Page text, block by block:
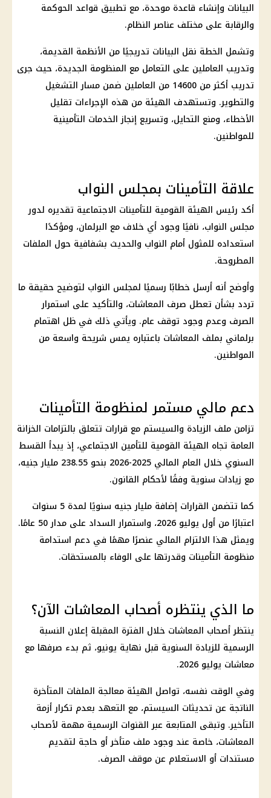
البيانات وإنشاء قاعدة موحدة، مع تطبيق قواعد الحوكمة
والرقابة على مختلف عناصر النظام.
وتشمل الخطة نقل البيانات تدريجيًا من الأنظمة القديمة،
وتدريب العاملين على التعامل مع المنظومة الجديدة، حيث جرى
تدريب أكثر من 14600 من العاملين ضمن مسار التشغيل
والتطوير. وتستهدف الهيئة من هذه الإجراءات تقليل
الأخطاء، ومنع التحايل، وتسريع إنجاز الخدمات التأمينية
للمواطنين.
علاقة التأمينات بمجلس النواب
أكد رئيس الهيئة القومية للتأمينات الاجتماعية تقديره لدور
مجلس النواب، نافيًا وجود أي خلاف مع البرلمان، ومؤكدًا
استعداده للمثول أمام النواب والحديث بشفافية حول الملفات
المطروحة.
وأوضح أنه أرسل خطابًا رسميًا لمجلس النواب لتوضيح حقيقة ما
تردد بشأن تعطل صرف المعاشات، والتأكيد على استمرار
الصرف وعدم وجود توقف عام. ويأتي ذلك في ظل اهتمام
برلماني بملف المعاشات باعتباره يمس شريحة واسعة من
المواطنين.
دعم مالي مستمر لمنظومة التأمينات
تزامن ملف الزيادة والسيستم مع قرارات تتعلق بالتزامات الخزانة
العامة تجاه الهيئة القومية للتأمين الاجتماعي، إذ يبدأ القسط
السنوي خلال العام المالي 2025-2026 بنحو 238.
55 مليار جنيه
،
مع زيادات سنوية وفقًا لأحكام القانون.
كما تتضمن القرارات إضافة مليار جنيه سنويًا لمدة 5 سنوات
اعتبارًا من أول يوليو 2026، واستمرار السداد على مدار 50 عامًا.
ويمثل هذا الالتزام المالي عنصرًا مهمًا في دعم استدامة
منظومة التأمينات وقدرتها على الوفاء بالمستحقات.
ما الذي ينتظره أصحاب المعاشات الآن؟
ينتظرأصحاب المعاشات خلال الفترة المقبلة إعلان النسبة
الرسمية للزيادة السنوية قبل نهاية يونيو، ثم بدء صرفها مع
معاشات يوليو 2026
.
وفي الوقت نفسه، تواصل الهيئة معالجة الملفات المتأخرة
الناتجة عن تحديثات السيستم، مع التعهد بعدم تكرار أزمة
التأخير. وتبقى المتابعة عبر القنوات الرسمية مهمة لأصحاب
المعاشات، خاصة عند وجود ملف متأخر أو حاجة لتقديم
مستندات أو الاستعلام عن موقف الصرف.